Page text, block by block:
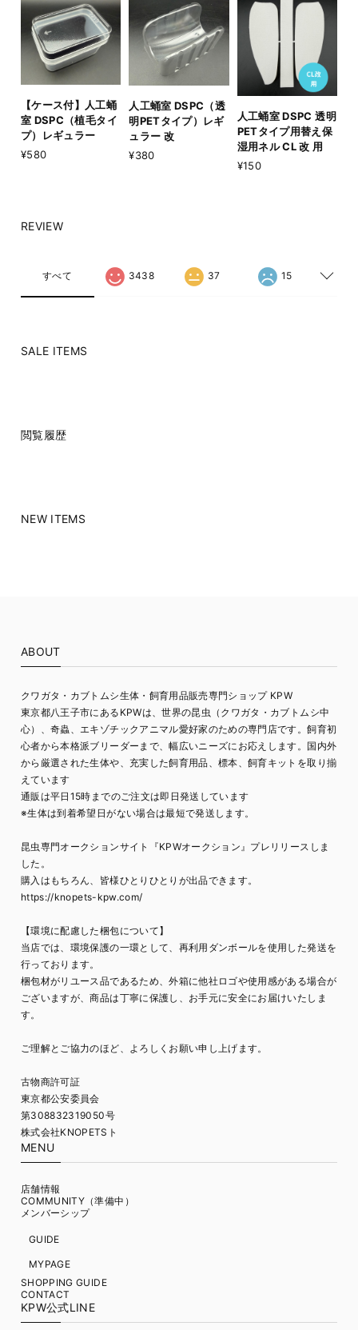
【ケース付】人工蛹
室 DSPC（植毛タイ
プ）レギュラー
¥580
人工蛹室 DSPC（透
明PETタイプ）レギ
ュラー 改
¥380
人工蛹室 DSPC 透明
PETタイプ用替え保
湿用ネル CL 改 用
¥150
REVIEW
すべて 3438 37 15
SALE ITEMS
閲覧履歴
NEW ITEMS
ABOUT
クワガタ・カブトムシ生体・飼育用品販売専門ショップ KPW
東京都八王子市にあるKPWは、世界の昆虫（クワガタ・カブトムシ中
心）、奇蟲、エキゾチックアニマル愛好家のための専門店です。飼育初
心者から本格派ブリーダーまで、幅広いニーズにお応えします。国内外
から厳選された生体や、充実した飼育用品、標本、飼育キットを取り揃
えています
通販は平日15時までのご注文は即日発送しています
※生体は到着希望日がない場合は最短で発送します。
昆虫専門オークションサイト『KPWオークション』プレリリースしま
した。
購入はもちろん、皆様ひとりひとりが出品できます。
https://knopets-kpw.com/
【環境に配慮した梱包について】
当店では、環境保護の一環として、再利用ダンボールを使用した発送を
行っております。
梱包材がリユース品であるため、外箱に他社ロゴや使用感がある場合が
ございますが、商品は丁寧に保護し、お手元に安全にお届けいたしま
す。
ご理解とご協力のほど、よろしくお願い申し上げます。
古物商許可証
東京都公安委員会
第308832319050号
株式会社KNOPETSト
MENU
店舗情報
COMMUNITY（準備中）
メンバーシップ
GUIDE
MYPAGE
SHOPPING GUIDE
CONTACT
KPW公式LINE